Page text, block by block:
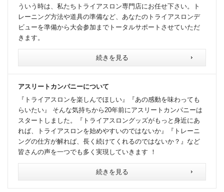
ういう時は、私たちトライアスロン専門店にお任せ下さい。ト
レーニング方法や道具の準備など、あなたのトライアスロンデ
ビューを準備から大会参加までトータルサポートさせていただ
きます。
続きを見る
アスリートカンパニーについて
『トライアスロンを楽しんでほしい』『あの感動を味わっても
らいたい』 そんな気持ちから20年前にアスリートカンパニーは
スタートしました。『トライアスロングッズがもっと身近にあ
れば、トライアスロンを始めやすいのではないか』『トレーニ
ングの仕方が解れば、長く続けてくれるのではないか？』など
皆さんの声を一つでも多く実現していきます ！
続きを見る